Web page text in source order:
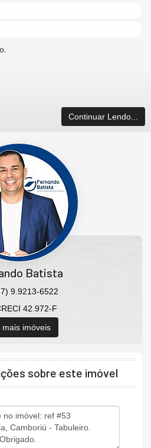
Continuar Lendo...
Batista
9.9213-6522
42.972-F
imóveis
sobre este imóvel